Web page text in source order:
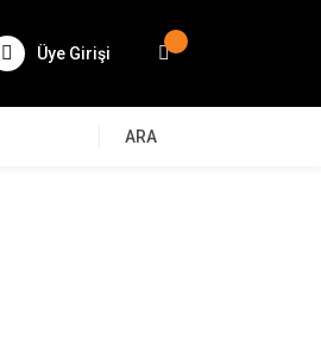
Üye Girişi
ARA